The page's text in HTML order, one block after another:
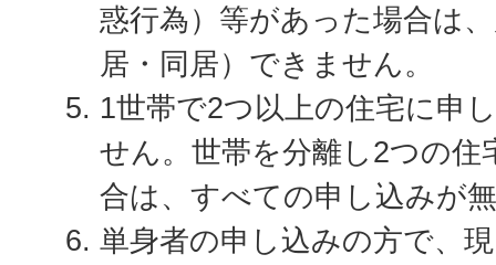
惑行為）等があった場合は
居・同居）できません。
1世帯で2つ以上の住宅に申
せん。世帯を分離し2つの住
合は、すべての申し込みが
単身者の申し込みの方で、